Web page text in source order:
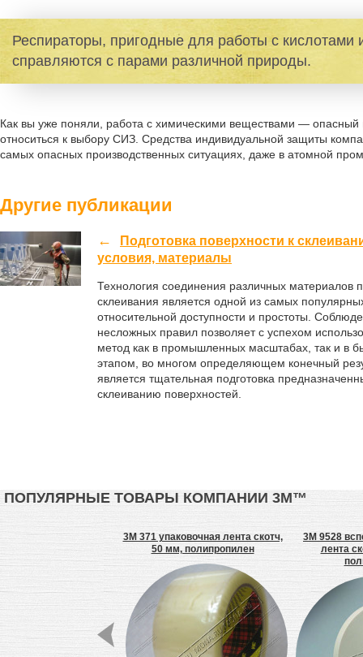
Респираторы, пригодные для работы с
справляются с парами различной природы.
Как вы уже поняли, работа с химическими веществами — опасный
относиться к выбору СИЗ. Средства индивидуальной защиты
самых опасных производственных ситуациях, даже в атомной
Другие публикации
Подготовка поверхности к
условия, материалы
Технология соединения различных материалов
склеивания является одной из самых
относительной доступности и простоты.
несложных правил позволяет с успехом
метод как в промышленных масштабах, так и в
этапом, во многом определяющем конечный
является тщательная подготовка
склеиванию поверхностей.
ПОПУЛЯРНЫЕ ТОВАРЫ КОМПАНИИ 3М™
3M 371 упаковочная лента скотч,
50 мм, полипропилен
3M 9528
лента